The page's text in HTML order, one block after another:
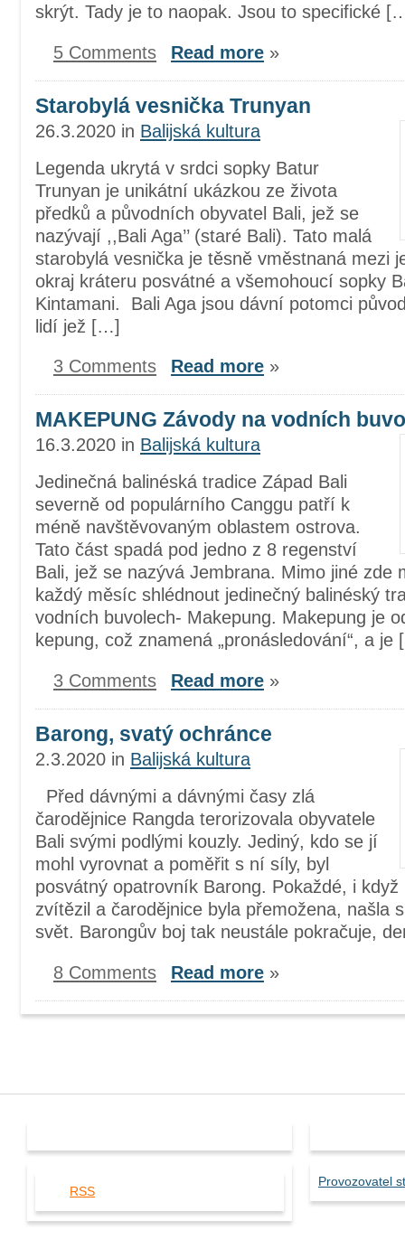
skrýt. Tady je to naopak. Jsou to specifické
5 Comments Read more »
Starobylá vesnička Trunyan
26.3.2020 in Balijská kultura
Legenda ukrytá v srdci sopky Batur
Trunyan je unikátní ukázkou ze života
předků a původních obyvatel Bali, jež se
nazývají ,,Bali Aga’’ (staré Bali). Tato malá
starobylá vesnička je těsně vměstnaná mezi
okraj kráteru posvátné a všemohoucí sopky
Kintamani. Bali Aga jsou dávní potomci
lidí jež […]
3 Comments Read more »
MAKEPUNG Závody na vodních
16.3.2020 in Balijská kultura
Jedinečná balinéská tradice Západ Bali
severně od populárního Canggu patří k
méně navštěvovaným oblastem ostrova.
Tato část spadá pod jedno z 8 regenství
Bali, jež se nazývá Jembrana. Mimo jiné zde
každý měsíc shlédnout jedinečný balinéský
vodních buvolech- Makepung. Makepung je
kepung, což znamená „pronásledování“, a
3 Comments Read more »
Barong, svatý ochránce
2.3.2020 in Balijská kultura
Před dávnými a dávnými časy zlá
čarodějnice Rangda terorizovala obyvatele
Bali svými podlými kouzly. Jediný, kdo se jí
mohl vyrovnat a poměřit s ní síly, byl
posvátný opatrovník Barong. Pokaždé, i když
zvítězil a čarodějnice byla přemožena, našla
svět. Barongův boj tak neustále pokračuje,
8 Comments Read more »
RSS
Provozovatel